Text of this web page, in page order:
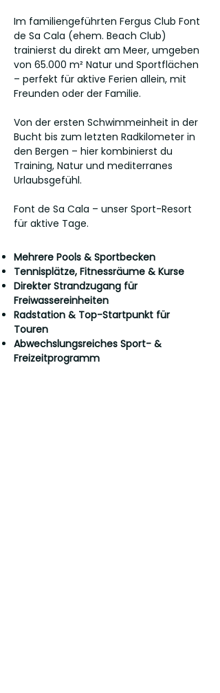
Im familiengeführten Fergus Club Font
de Sa Cala (ehem. Beach Club)
trainierst du direkt am Meer, umgeben
von 65.000 m² Natur und Sportflächen
– perfekt für aktive Ferien allein, mit
Freunden oder der Familie.
Von der ersten Schwimmeinheit in der
Bucht bis zum letzten Radkilometer in
den Bergen – hier kombinierst du
Training, Natur und mediterranes
Urlaubsgefühl.
Font de Sa Cala – unser Sport-Resort
für aktive Tage.
Mehrere Pools & Sportbecken
Tennisplätze, Fitnessräume & Kurse
Direkter Strandzugang für
Freiwassereinheiten
Radstation & Top-Startpunkt für
Touren
Abwechslungsreiches Sport- &
Freizeitprogramm